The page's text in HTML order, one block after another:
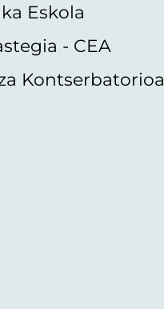
Eskola
- CEA
Kontserbatorioa